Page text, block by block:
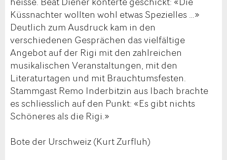
Küssnachter wollten wohl etwas Spezielles …»
Deutlich zum Ausdruck kam in den
verschiedenen Gesprächen das vielfältige
Angebot auf der Rigi mit den zahlreichen
musikalischen Veranstaltungen, mit den
Literaturtagen und mit Brauchtumsfesten.
Stammgast Remo Inderbitzin aus Ibach brachte
es schliesslich auf den Punkt: «Es gibt nichts
Schöneres als die Rigi.»
Bote der Urschweiz (Kurt Zurfluh)